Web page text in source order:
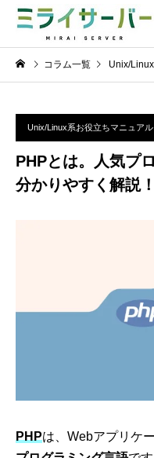
コラム一覧 Unix/
Unix/Linux系お役立ちマニュアル
PHPとは。人気プ
分かりやすく解説！
PHPは、Webアプリケ